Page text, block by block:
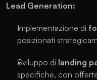
Lead Generation:
Implementazione di
posizionati
Sviluppo di landing
specifiche, con